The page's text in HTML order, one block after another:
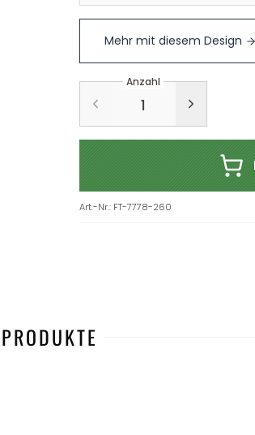
Mehr mit diesem Design
Anzahl
Art.-Nr.: FT-7778-260